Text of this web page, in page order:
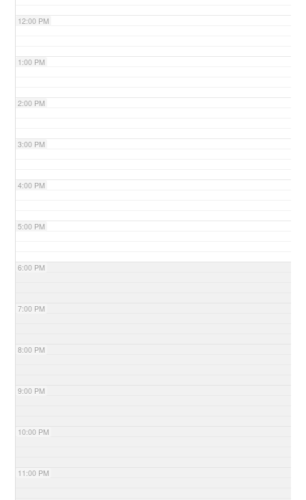
12:00 PM
1:00 PM
2:00 PM
3:00 PM
4:00 PM
5:00 PM
6:00 PM
7:00 PM
8:00 PM
9:00 PM
10:00 PM
11:00 PM